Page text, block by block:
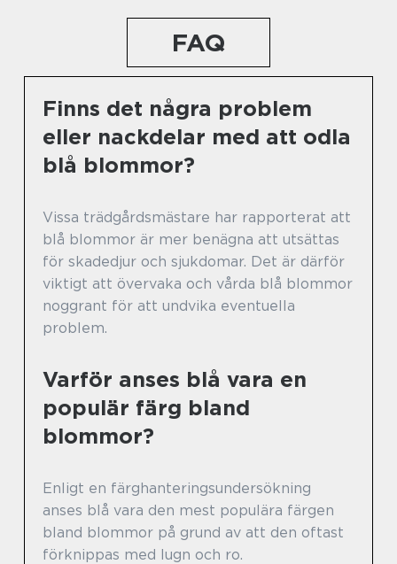
FAQ
Finns det några problem
eller nackdelar med att odla
blå blommor?
Vissa trädgårdsmästare har rapporterat att
blå blommor är mer benägna att utsättas
för skadedjur och sjukdomar. Det är därför
viktigt att övervaka och vårda blå blommor
noggrant för att undvika eventuella
problem.
Varför anses blå vara en
populär färg bland
blommor?
Enligt en färghanteringsundersökning
anses blå vara den mest populära färgen
bland blommor på grund av att den oftast
förknippas med lugn och ro.